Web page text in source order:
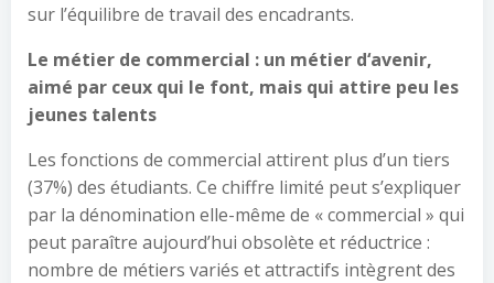
sur l’équilibre de travail des encadrants.
Le métier de commercial : un métier d‘avenir,
aimé par ceux qui le font, mais qui attire peu les
jeunes talents
Les fonctions de commercial attirent plus d’un tiers
(37%) des étudiants. Ce chiffre limité peut s’expliquer
par la dénomination elle-même de « commercial » qui
peut paraître aujourd’hui obsolète et réductrice :
nombre de métiers variés et attractifs intègrent des